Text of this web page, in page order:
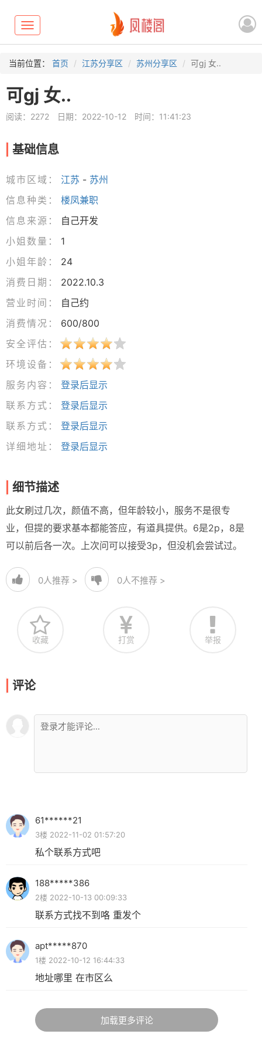
Toggle
navigation
当前位置： 首页 江苏分享区 苏州分享区 可gj 女..
可gj 女..
阅读：2272 日期：2022-10-12 时间：11:41:23
基础信息
城市区域： 江苏 - 苏州
信息种类：
楼凤兼职
信息来源：
自己开发
小姐数量：
1
小姐年龄：
24
消费日期：
2022.10.3
营业时间：
自己约
消费情况：
600/800
安全评估：
环境设备：
服务内容：
登录后显示
联系方式：
登录后显示
联系方式：
登录后显示
详细地址：
登录后显示
细节描述
此女刷过几次，颜值不高，但年龄较小，服务不是很专
业，但提的要求基本都能答应，有道具提供。6是2p，8是
可以前后各一次。上次问可以接受3p，但没机会尝试过。
0人推荐 > 0人不推荐 >
收藏 打赏 举报
评论
61******21
3楼 2022-11-02 01:57:20
私个联系方式吧
188*****386
2楼 2022-10-13 00:09:33
联系方式找不到咯 重发个
apt*****870
1楼 2022-10-12 16:44:33
地址哪里 在市区么
加载更多评论